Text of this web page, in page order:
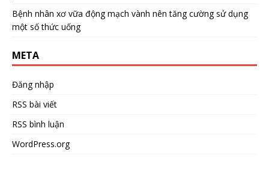
Bệnh nhân xơ vữa động mạch vành nên tăng cường sử dụng
một số thức uống
META
Đăng nhập
RSS bài viết
RSS bình luận
WordPress.org